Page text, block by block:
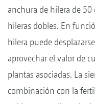
anchura de hilera de 50
hileras dobles. En
hilera puede
aprovechar el valor de
plantas asociadas. La
combinación con la